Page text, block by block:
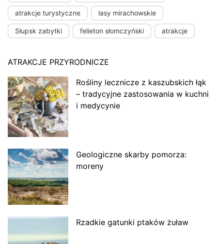
atrakcje turystyczne lasy mirachowskie
Słupsk zabytki felieton słomczyński atrakcje
ATRAKCJE PRZYRODNICZE
Rośliny lecznicze z kaszubskich łąk
– tradycyjne zastosowania w kuchni
i medycynie
Geologiczne skarby pomorza:
moreny
Rzadkie gatunki ptaków żuław